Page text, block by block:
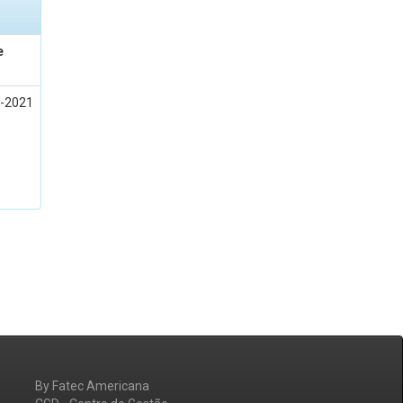
By Fatec Americana